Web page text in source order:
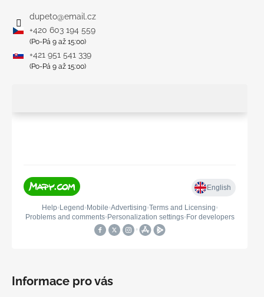
dupeto@email.cz
+420 603 194 559
(Po-Pá 9 až 15:00)
+421 951 541 339
(Po-Pá 9 až 15:00)
Informace pro vás